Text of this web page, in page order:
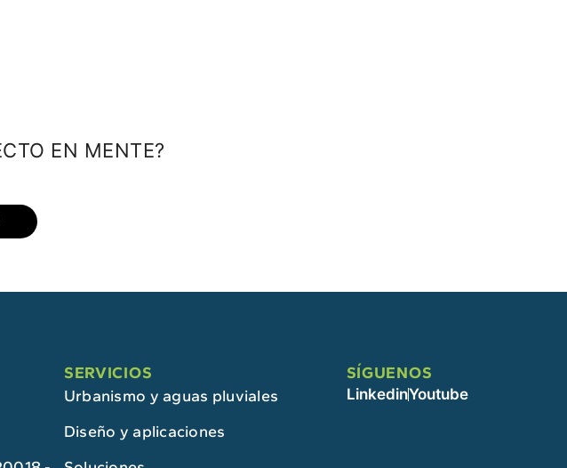
EN MENTE?
SERVICIOS
Urbanismo y aguas pluviales
Diseño y aplicaciones
SÍGUENOS
LinkedinYoutube